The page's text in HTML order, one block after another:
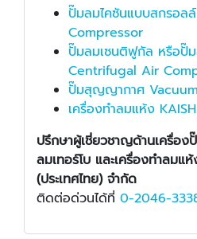
ปั๊มลมไคซันแบบสกรอล
Compressor
ปั๊มลมเซนติฟูกัล หรือปั๊ม
Centrifugal Air
ปั๊มสุญญากาศ
เครื่องทำลมแห้ง
ปรึกษาผู้เชี่ยวชาญด้านเครื่อ
ลมเทอร์โบ และเครื่องทำลมแ
(ประเทศไทย) จำกัด
ติดต่อด่วนได้ที่ 0-2046-